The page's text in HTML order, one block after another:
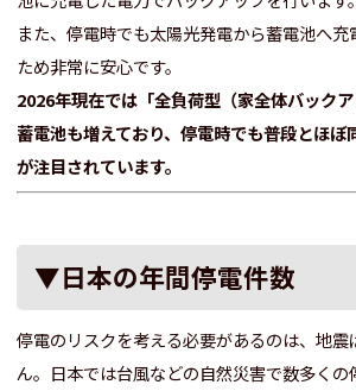
また、停電時でも太陽光発電から蓄電池へ充
ため非常に安心です。
2026年現在では「全負荷型（家全体バック
蓄電池も増えており、停電時でも普段とほぼ
が注目されています。
▼日本の年間停電件数
停電のリスクを考える必要があるのは、地
ん。日本では台風などの自然災害で数多くの